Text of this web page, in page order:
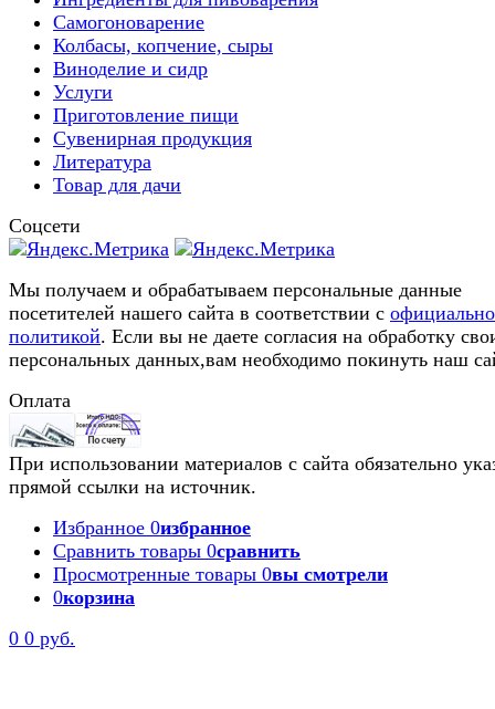
Самогоноварение
Колбасы, копчение, сыры
Виноделие и сидр
Услуги
Приготовление пищи
Сувенирная продукция
Литература
Товар для дачи
Соцсети
Мы получаем и обрабатываем персональные данные
посетителей нашего сайта в соответствии с
политикой. Если вы не даете согласия на обработку
персональных данных,вам необходимо покинуть наш
Оплата
При использовании материалов с сайта обязательно
прямой ссылки на источник.
Избранное 0избранное
Сравнить товары 0сравнить
Просмотренные товары 0вы смотрели
0корзина
0 0 руб.